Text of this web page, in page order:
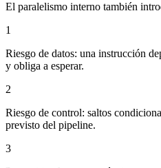
El paralelismo interno también
1
Riesgo de datos: una instrucción
y obliga a esperar.
2
Riesgo de control: saltos
previsto del pipeline.
3